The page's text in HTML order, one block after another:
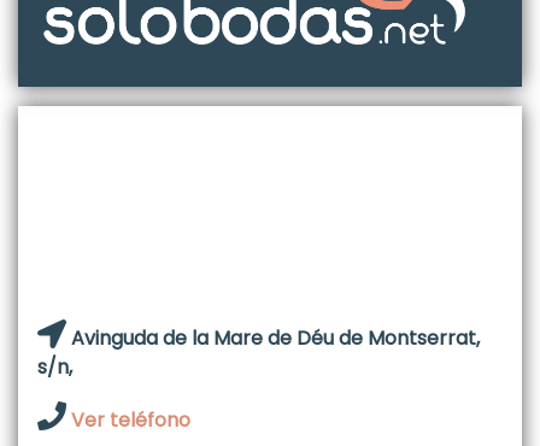
Avinguda de la Mare de Déu de Montserrat,
s/n,
Ver teléfono